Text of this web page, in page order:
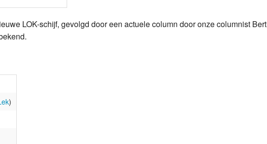
LOK-schijf, gevolgd door een actuele column door onze columnist Bert
)